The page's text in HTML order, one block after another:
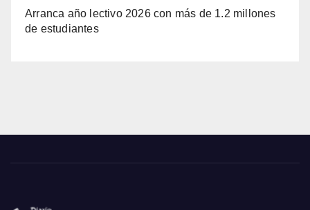
Arranca año lectivo 2026 con más de 1.2 millones
de estudiantes